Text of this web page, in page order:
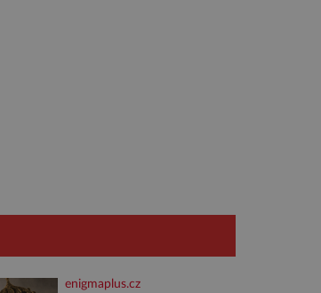
enigmaplus.cz